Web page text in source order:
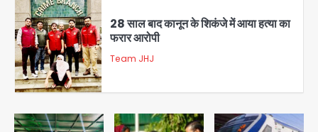
3
28 साल बाद कानून के शिकंजे में आया हत्या का
फरार आरोपी
Team JHJ